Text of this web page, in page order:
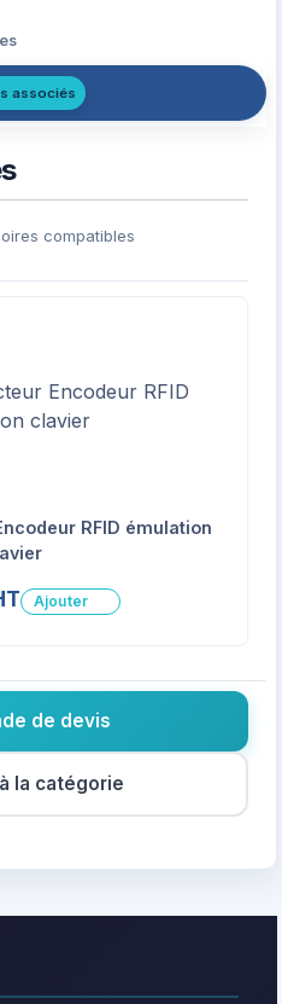
associés
compatibles
RFID émulation
Ajouter
de devis
la catégorie